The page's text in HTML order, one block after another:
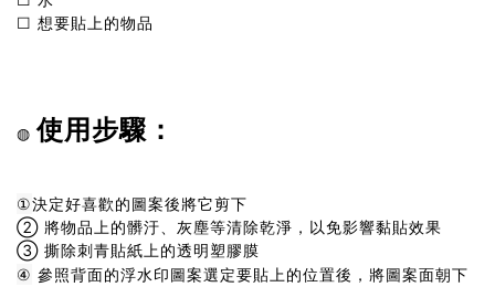
☐ 想要貼上的物品
◍使用步驟：
①決定好喜歡的圖案後將它剪下
② 將物品上的髒汙、灰塵等清除乾淨，以免影響黏貼效果
③ 撕除刺青貼紙上的透明塑膠膜
④ 參照背面的浮水印圖案選定要貼上的位置後，將圖案面朝下